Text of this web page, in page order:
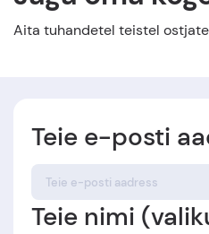
Aita tuhandetel teistel
Teie e-posti
Teie nimi